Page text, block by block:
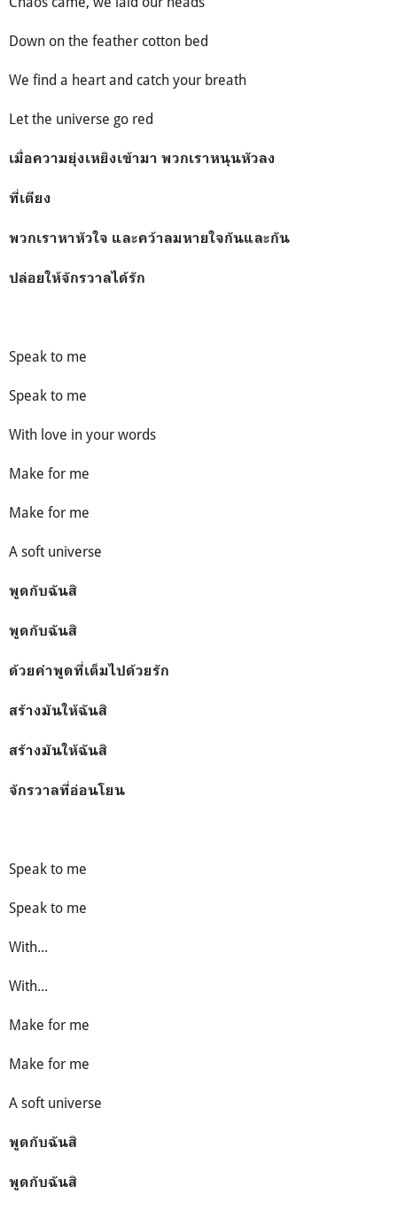
Down on the feather cotton bed
We find a heart and catch your breath
Let the universe go red
เมื่อความยุ่งเหยิงเข้ามา พวกเราหนุนหัวลง
ที่เตียง
พวกเราหาหัวใจ และคว้าลมหายใจกันและกัน
ปล่อยให้จักรวาลได้รัก
Speak to me
Speak to me
With love in your words
Make for me
Make for me
A soft universe
พูดกับฉันสิ
พูดกับฉันสิ
ด้วยคำพูดที่เต็มไปด้วยรัก
สร้างมันให้ฉันสิ
สร้างมันให้ฉันสิ
จักรวาลที่อ่อนโยน
Speak to me
Speak to me
With...
With...
Make for me
Make for me
A soft universe
พูดกับฉันสิ
พูดกับฉันสิ